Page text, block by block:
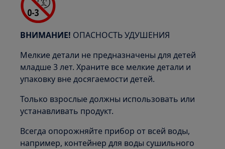
ВНИМАНИЕ! ОПАСНОСТЬ УДУШЕНИЯ
Мелкие детали не предназначены для детей
младше 3 лет. Храните все мелкие детали и
упаковку вне досягаемости детей.
Только взрослые должны использовать или
устанавливать продукт.
Всегда опорожняйте прибор от всей воды,
например, контейнер для воды сушильного